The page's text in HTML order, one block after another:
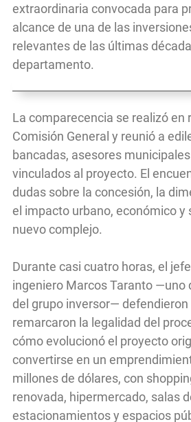
extraordinaria convocada para
alcance de una de las
relevantes de las últimas
departamento.
La comparecencia se realizó en
Comisión General y reunió a
bancadas, asesores
vinculados al proyecto. El
dudas sobre la concesión, la
el impacto urbano, económico y
nuevo complejo.
Durante casi cuatro horas, el
ingeniero Marcos Taranto —uno
del grupo inversor— defendieron
remarcaron la legalidad del
cómo evolucionó el proyecto
convertirse en un
millones de dólares, con
renovada, hipermercado, salas
estacionamientos y espacios